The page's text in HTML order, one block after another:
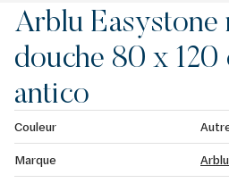
Arblu Easystone
douche 80 x 120
antico
Couleur
Marque
Arblu